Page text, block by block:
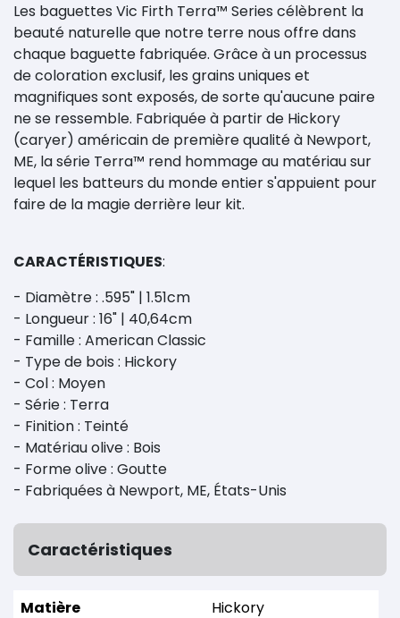
Les baguettes Vic Firth Terra™ Series célèbrent la
beauté naturelle que notre terre nous offre dans
chaque baguette fabriquée. Grâce à un processus
de coloration exclusif, les grains uniques et
magnifiques sont exposés, de sorte qu'aucune paire
ne se ressemble. Fabriquée à partir de Hickory
(caryer) américain de première qualité à Newport,
ME, la série Terra™ rend hommage au matériau sur
lequel les batteurs du monde entier s'appuient pour
faire de la magie derrière leur kit.
CARACTÉRISTIQUES:
- Diamètre : .595" | 1.51cm
- Longueur : 16" | 40,64cm
- Famille : American Classic
- Type de bois : Hickory
- Col : Moyen
- Série : Terra
- Finition : Teinté
- Matériau olive : Bois
- Forme olive : Goutte
- Fabriquées à Newport, ME, États-Unis
Caractéristiques
Matière Hickory